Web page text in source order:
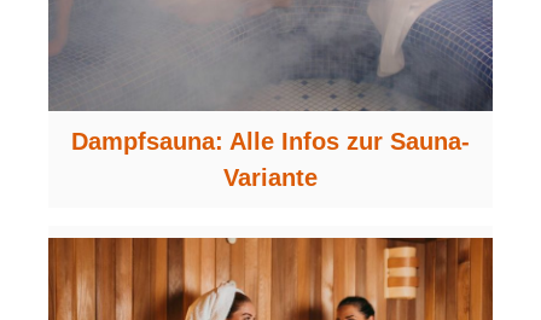
Dampfsauna: Alle Infos zur Sauna-
Variante